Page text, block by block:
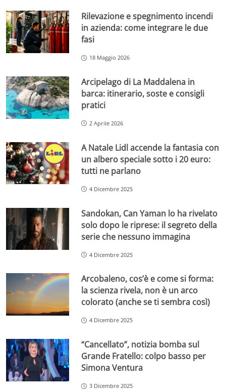
Rilevazione e spegnimento incendi
in azienda: come integrare le due
fasi
18 Maggio 2026
Arcipelago di La Maddalena in
barca: itinerario, soste e consigli
pratici
2 Aprile 2026
A Natale Lidl accende la fantasia con
un albero speciale sotto i 20 euro:
tutti ne parlano
4 Dicembre 2025
Sandokan, Can Yaman lo ha rivelato
solo dopo le riprese: il segreto della
serie che nessuno immagina
4 Dicembre 2025
Arcobaleno, cos’è e come si forma:
la scienza rivela, non è un arco
colorato (anche se ti sembra così)
4 Dicembre 2025
“Cancellato”, notizia bomba sul
Grande Fratello: colpo basso per
Simona Ventura
3 Dicembre 2025